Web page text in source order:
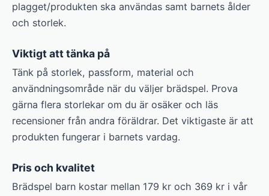
plagget/produkten ska användas samt barnets ålder
och storlek.
Viktigt att tänka på
Tänk på storlek, passform, material och
användningsområde när du väljer brädspel. Prova
gärna flera storlekar om du är osäker och läs
recensioner från andra föräldrar. Det viktigaste är att
produkten fungerar i barnets vardag.
Pris och kvalitet
Brädspel barn kostar mellan 179 kr och 369 kr i vår